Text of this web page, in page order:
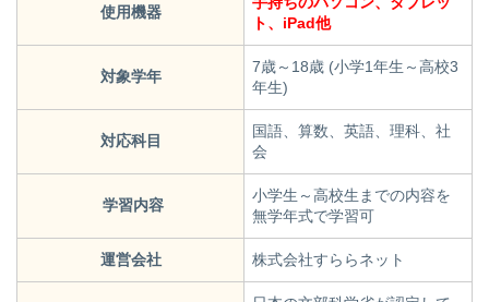
使用機器
ト、iPad他
対象学年
7歳～18歳 (小学1年生～高校3
年生)
対応科目
国語、算数、英語、理科、社
会
学習内容
小学生～高校生までの内容を
無学年式で学習可
運営会社 株式会社すららネット